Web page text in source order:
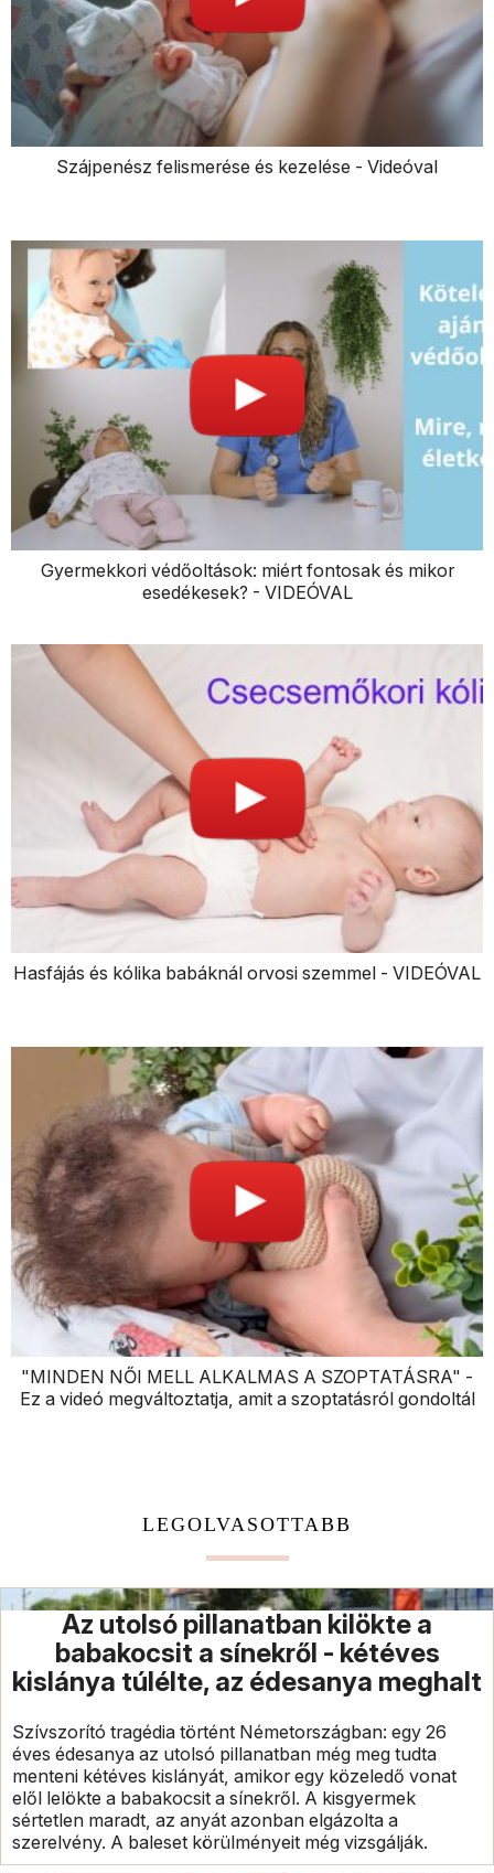
Szájpenész felismerése és kezelése - Videóval
Gyermekkori védőoltások: miért fontosak és mikor
esedékesek? - VIDEÓVAL
Hasfájás és kólika babáknál orvosi szemmel - VIDEÓVAL
"MINDEN NŐI MELL ALKALMAS A SZOPTATÁSRA" -
Ez a videó megváltoztatja, amit a szoptatásról gondoltál
LEGOLVASOTTABB
Az utolsó pillanatban kilökte a
babakocsit a sínekről - kétéves
kislánya túlélte, az édesanya meghalt
Szívszorító tragédia történt Németországban: egy 26
éves édesanya az utolsó pillanatban még meg tudta
menteni kétéves kislányát, amikor egy közeledő vonat
elől lelökte a babakocsit a sínekről. A kisgyermek
sértetlen maradt, az anyát azonban elgázolta a
szerelvény. A baleset körülményeit még vizsgálják.